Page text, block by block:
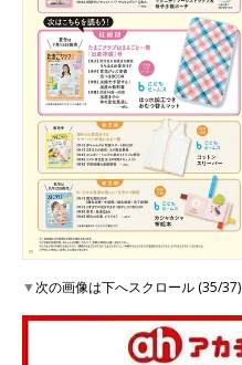
▼次の画像は下へスクロール (35/37)